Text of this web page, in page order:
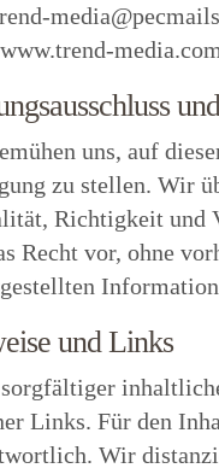
www.trend-media.com
uns, auf
zu stellen. Wir
Richtigkeit und
Recht vor, ohne
und Links
Links. Für den
Wir